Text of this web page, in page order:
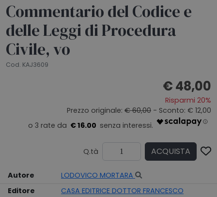
CHI SIAMO
OUTLET
NEWSLETTER
Commentario del Codice e
delle Leggi di Procedura
Civile, vo
Cod. KAJ3609
€ 48,00
Risparmi 20%
Prezzo originale: € 60,00 - Sconto: € 12,00
€ 16.00
Q.tà ACQUISTA
Autore
LODOVICO MORTARA
Editore
CASA EDITRICE DOTTOR FRANCESCO